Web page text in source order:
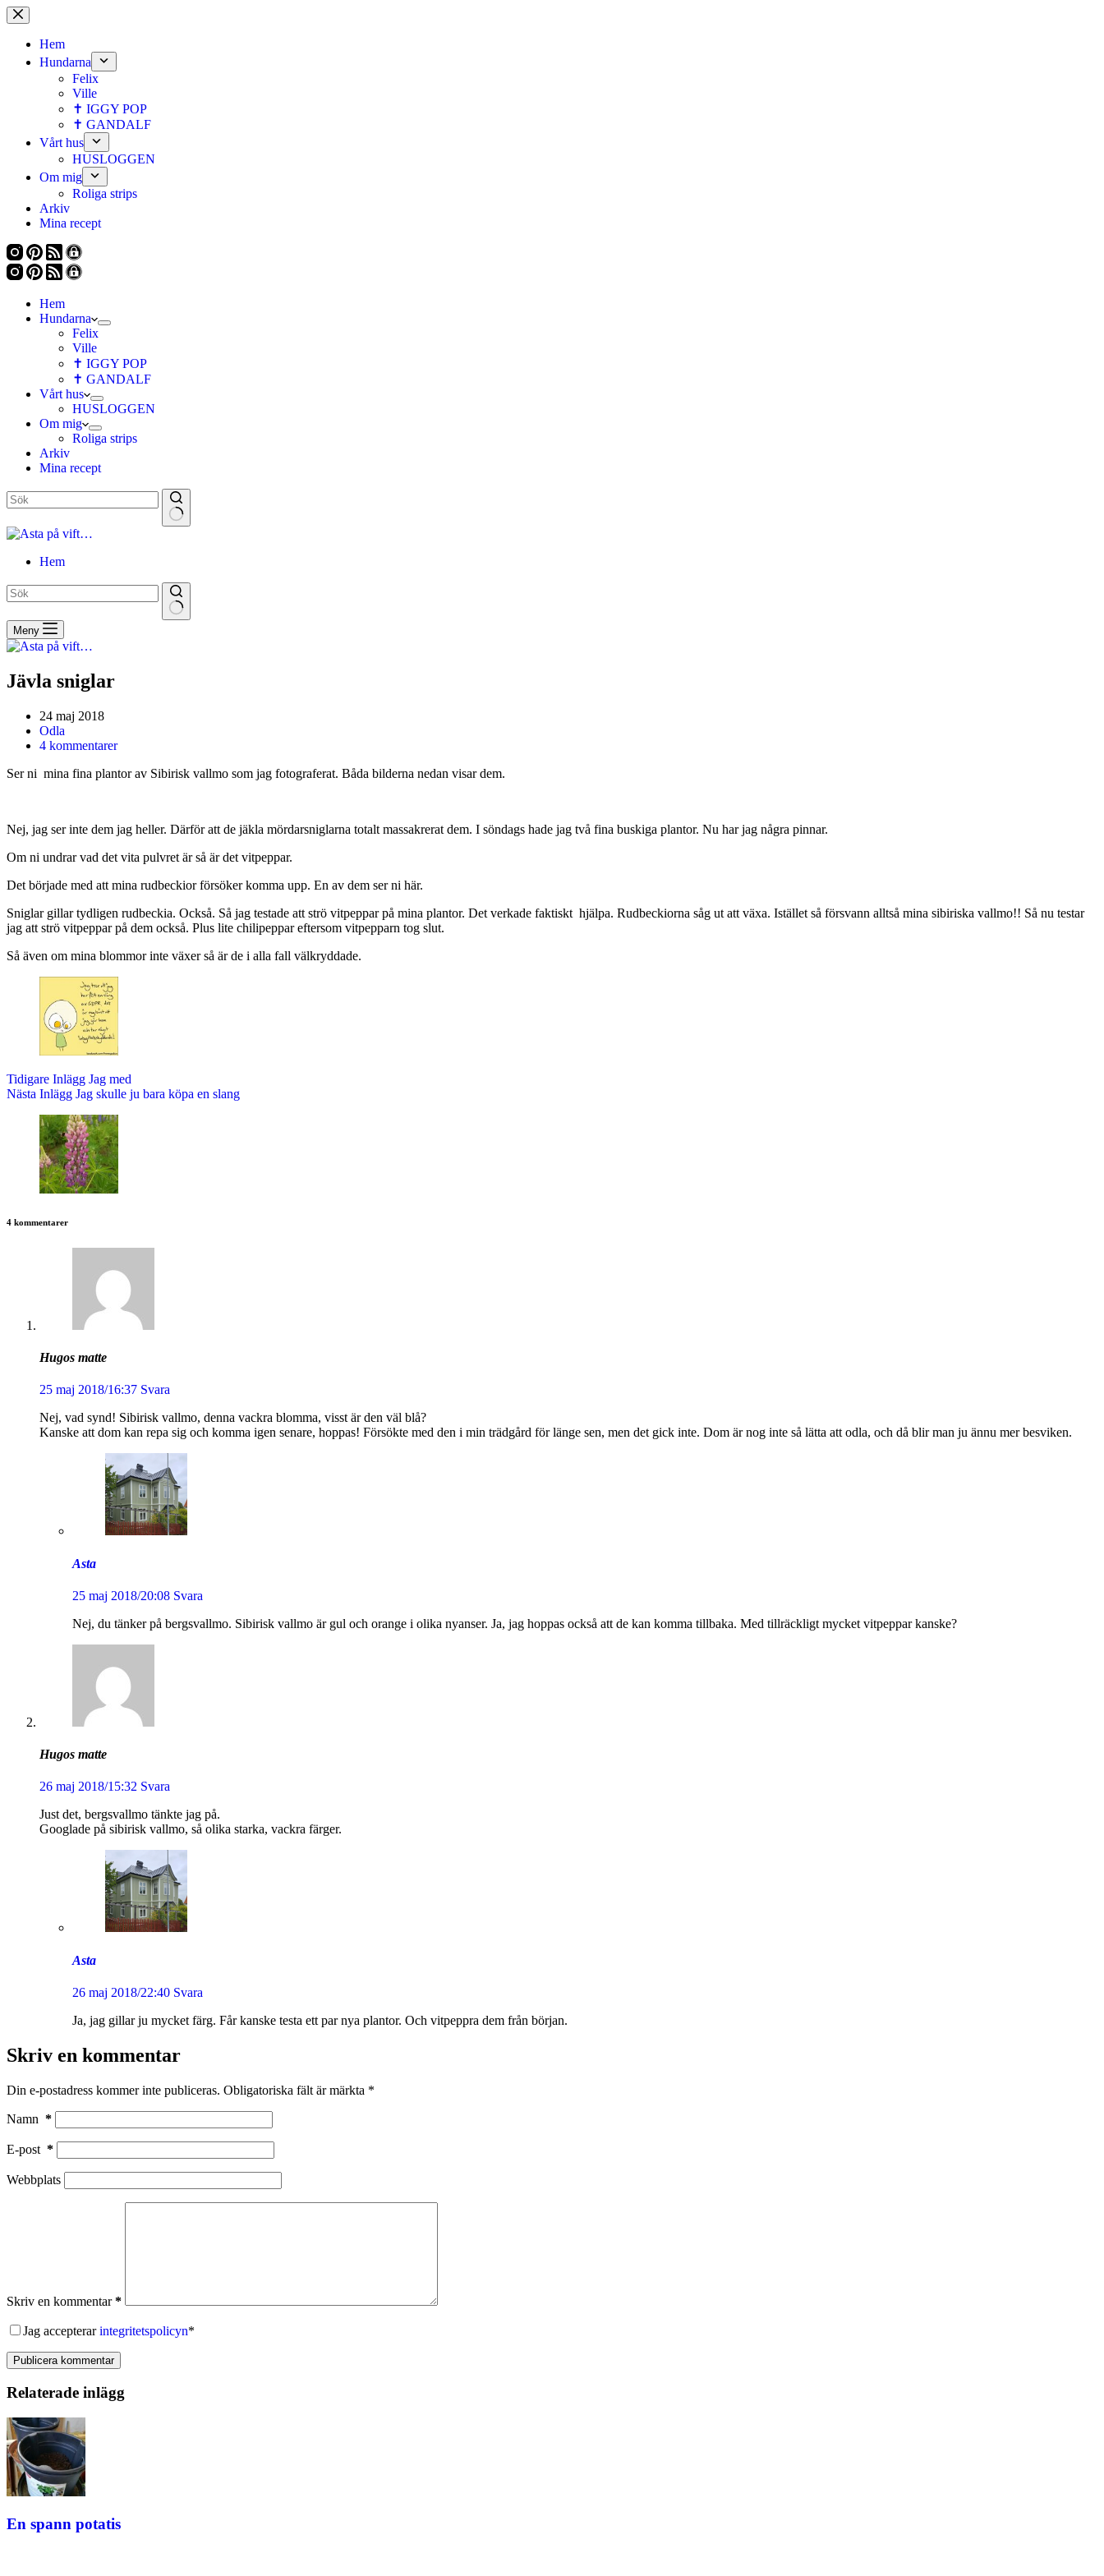
Hoppa
till
innehållHem
Hundarna
Felix
Ville
✝ IGGY POP
✝ GANDALF
Vårt hus
HUSLOGGEN
Om mig
Roliga strips
Arkiv
Mina recept
Hem
Hundarna
Felix
Ville
✝ IGGY POP
✝ GANDALF
Vårt hus
HUSLOGGEN
Om mig
Roliga strips
Arkiv
Mina recept
Hem
Meny
Jävla sniglar
24 maj 2018
Odla
4 kommentarer
Ser ni mina fina plantor av Sibirisk vallmo som jag fotograferat. Båda bilderna nedan visar dem.
Nej, jag ser inte dem jag heller. Därför att de jäkla mördarsniglarna totalt massakrerat dem. I söndags hade jag två fina buskiga plantor. Nu har jag några pinnar.
Om ni undrar vad det vita pulvret är så är det vitpeppar.
Det började med att mina rudbeckior försöker komma upp. En av dem ser ni här.
Sniglar gillar tydligen rudbeckia. Också. Så jag testade att strö vitpeppar på mina plantor. Det verkade faktiskt hjälpa. Rudbeckiorna såg ut att växa. Istället så försvann alltså mina sibiriska vallmo!! Så nu testar
jag att strö vitpeppar på dem också. Plus lite chilipeppar eftersom vitpepparn tog slut.
Så även om mina blommor inte växer så är de i alla fall välkryddade.
Tidigare Inlägg Jag med
Nästa Inlägg Jag skulle ju bara köpa en slang
4 kommentarer
Hugos matte
25 maj 2018/16:37 Svara
Nej, vad synd! Sibirisk vallmo, denna vackra blomma, visst är den väl blå?
Kanske att dom kan repa sig och komma igen senare, hoppas! Försökte med den i min trädgård för länge sen, men det gick inte. Dom är nog inte så lätta att odla, och då blir man ju ännu mer besviken.
Asta
25 maj 2018/20:08 Svara
Nej, du tänker på bergsvallmo. Sibirisk vallmo är gul och orange i olika nyanser. Ja, jag hoppas också att de kan komma tillbaka. Med tillräckligt mycket vitpeppar kanske?
Hugos matte
26 maj 2018/15:32 Svara
Just det, bergsvallmo tänkte jag på.
Googlade på sibirisk vallmo, så olika starka, vackra färger.
Asta
26 maj 2018/22:40 Svara
Ja, jag gillar ju mycket färg. Får kanske testa ett par nya plantor. Och vitpeppra dem från början.
Skriv en kommentar
Din e-postadress kommer inte publiceras. Obligatoriska fält är märkta *
Namn *
E-post *
Webbplats
Skriv en kommentar*
Jag accepterarintegritetspolicyn*
Publicera kommentar
Relaterade inlägg
En spann potatis